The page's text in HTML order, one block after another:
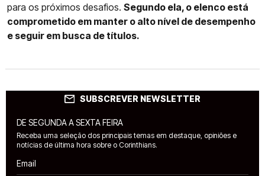
para os próximos desafios. Segundo ela, o elenco está
comprometido em manter o alto nível de desempenho
e seguir em busca de títulos.
SUBSCREVER NEWSLETTER
DE SEGUNDA A SEXTA FEIRA
Receba uma seleção dos principais temas em destaque, opiniões e
notícias de última hora sobre o Corinthians.
Email